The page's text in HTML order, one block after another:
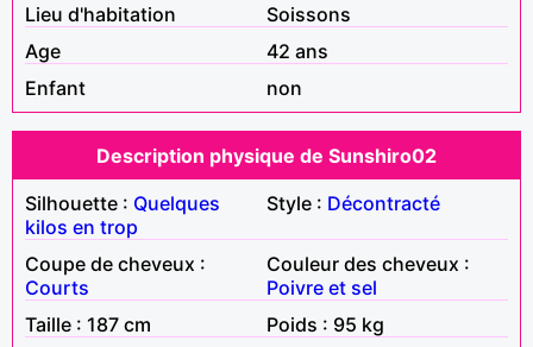
Lieu d'habitation
Soissons
Age
42 ans
Enfant
non
Description physique de Sunshiro02
Silhouette : Quelques
kilos en trop
Style : Décontracté
Coupe de cheveux :
Courts
Couleur des cheveux :
Poivre et sel
Taille : 187 cm
Poids : 95 kg